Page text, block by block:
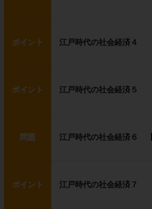
ポイント 江戸時代の社会経済４
ポイント 江戸時代の社会経済５
問題 江戸時代の社会経済６ 【
ポイント 江戸時代の社会経済７